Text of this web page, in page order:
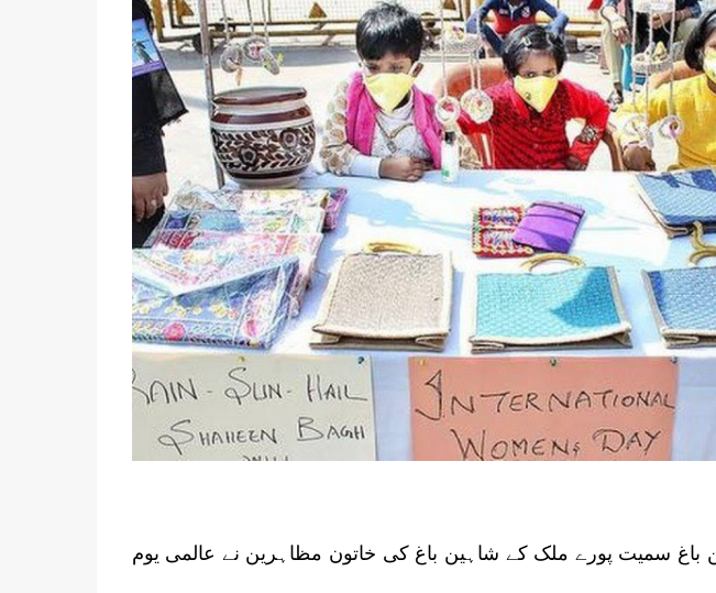
باغ سمیت پورے ملک کے شاہین باغ کی خاتون مظاہرین نے عالمی یوم